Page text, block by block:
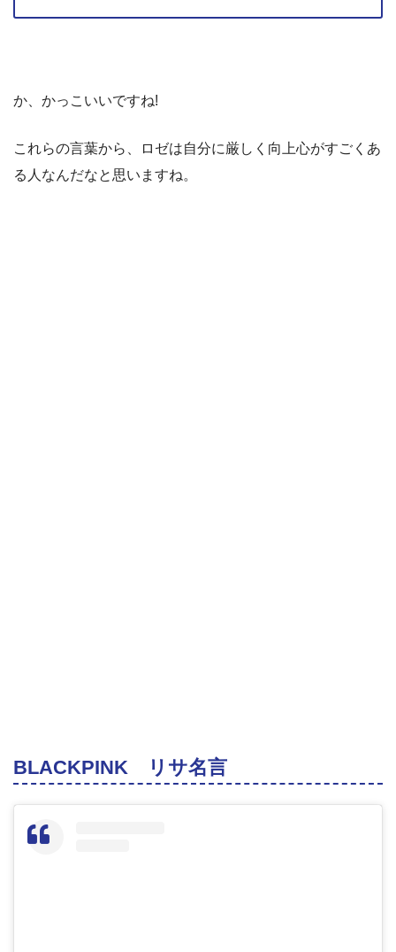
か、かっこいいですね!
これらの言葉から、ロゼは自分に厳しく向上心がすごくあ
る人なんだなと思いますね。
BLACKPINK リサ名言